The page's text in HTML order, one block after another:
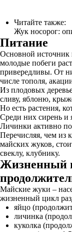
Читайте также:
Жук носорог:
Питание
Основной источник
молодые побеги
привередливы. От
числе тополя,
Из плодовых
сливу, яблоню,
Но есть растения,
Среди них сирень и
Личинки активно
Перечисляя, чем из
майских жуков,
свеклу, клубнику.
Жизненный
Майские жуки –
жизненный цикл
яйцо
личинка
куколка